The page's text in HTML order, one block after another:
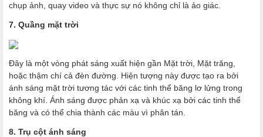
chụp ảnh, quay video và thực sự nó không chỉ là ảo giác.
7. Quầng mặt trời
Đây là một vòng phát sáng xuất hiện gần Mặt trời, Mặt trăng,
hoặc thậm chí cả đèn đường. Hiện tượng này được tạo ra bởi
ánh sáng mặt trời tương tác với các tinh thể băng lơ lửng trong
không khí. Ánh sáng được phản xạ và khúc xạ bởi các tinh thể
băng và có thể chia thành các màu vì phân tán.
8. Trụ cột ánh sáng